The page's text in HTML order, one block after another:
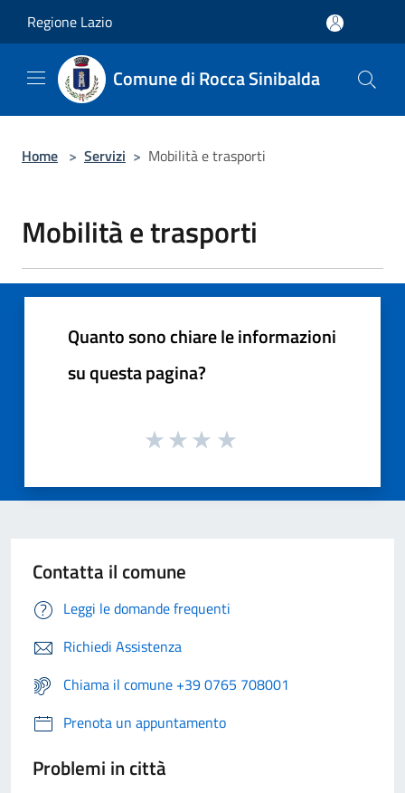
Regione Lazio
Comune di Rocca Sinibalda
Home > Servizi > Mobilità e trasporti
Mobilità e trasporti
Quanto sono chiare le informazioni
su questa pagina?
Contatta il comune
Leggi le domande frequenti
Richiedi Assistenza
Chiama il comune +39 0765 708001
Prenota un appuntamento
Problemi in città